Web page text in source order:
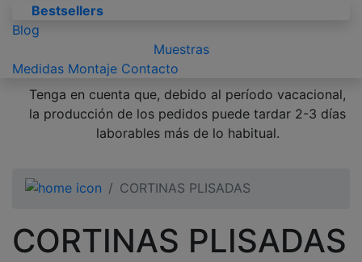
Bestsellers
Blog
Muestras
Medidas Montaje Contacto
Tenga en cuenta que, debido al período vacacional,
la producción de los pedidos puede tardar 2-3 días
laborables más de lo habitual.
CORTINAS PLISADAS
CORTINAS PLISADAS